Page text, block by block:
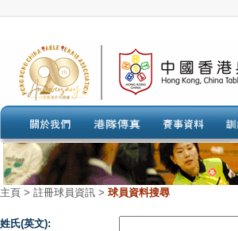
主頁 > 註冊球員資訊 > 球員資料搜尋
姓氏(英文):